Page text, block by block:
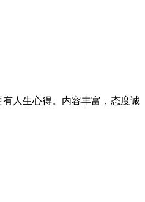
人生心得。内容丰富，态度诚